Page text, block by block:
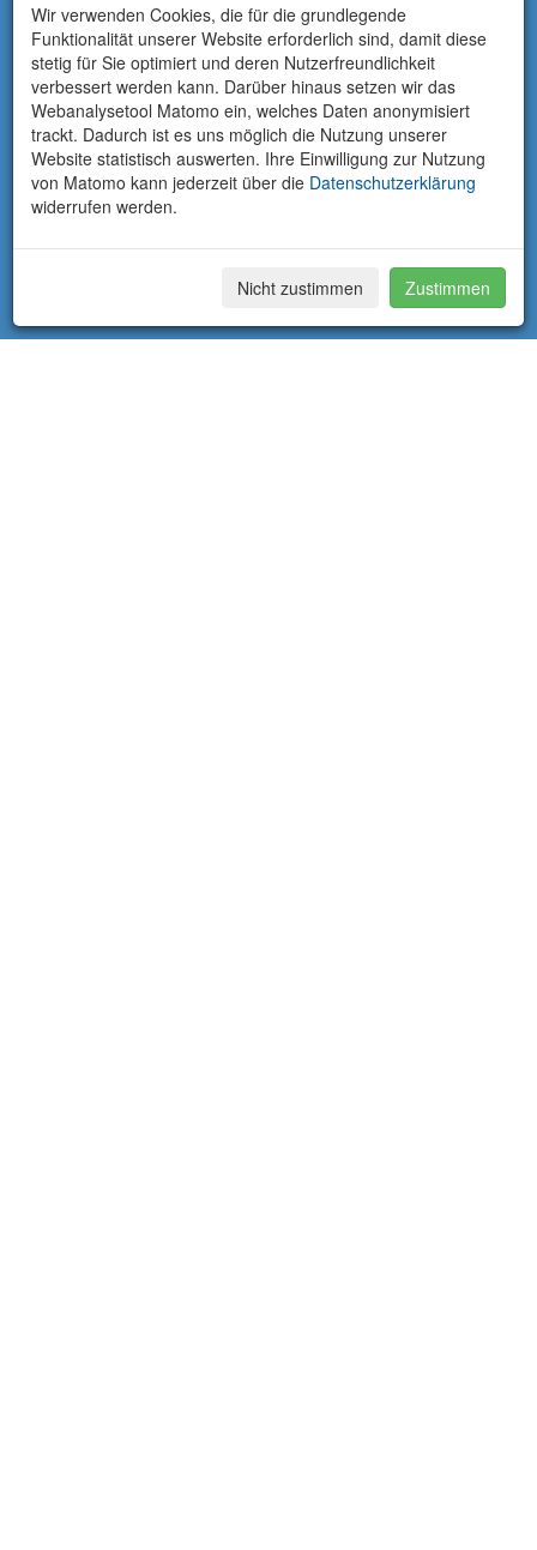
Wir verwenden Cookies, die für die grundlegende
Funktionalität unserer Website erforderlich sind, damit diese
stetig für Sie optimiert und deren Nutzerfreundlichkeit
verbessert werden kann. Darüber hinaus setzen wir das
Webanalysetool Matomo ein, welches Daten anonymisiert
trackt. Dadurch ist es uns möglich die Nutzung unserer
Website statistisch auswerten. Ihre Einwilligung zur Nutzung
von Matomo kann jederzeit über die Datenschutzerklärung
widerrufen werden.
Nicht zustimmen Zustimmen